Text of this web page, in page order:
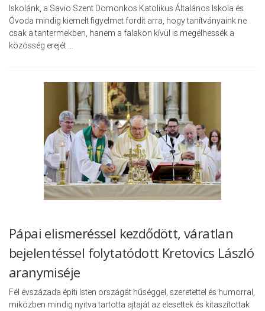
Iskolánk, a Savio Szent Domonkos Katolikus Általános Iskola és
Óvoda mindig kiemelt figyelmet fordít arra, hogy tanítványaink ne
csak a tantermekben, hanem a falakon kívül is megélhessék a
közösség erejét …
Pápai elismeréssel kezdődött, váratlan
bejelentéssel folytatódott Kretovics László
aranymiséje
Fél évszázada építi Isten országát hűséggel, szeretettel és humorral,
miközben mindig nyitva tartotta ajtaját az elesettek és kitaszítottak